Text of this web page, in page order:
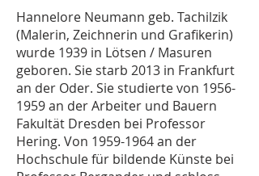
Hannelore Neumann geb. Tachilzik
(Malerin, Zeichnerin und Grafikerin)
wurde 1939 in Lötsen / Masuren
geboren. Sie starb 2013 in Frankfurt
an der Oder. Sie studierte von 1956-
1959an der Arbeiter und Bauern
Fakultät Dresden bei Professor
Hering. Von 1959-1964an der
Hochschule für bildende Künste bei